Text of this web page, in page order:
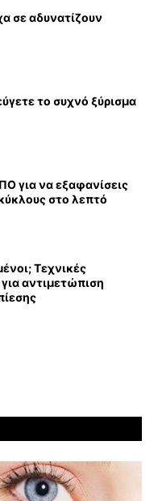
σε αδυνατίζουν
το συχνό ξύρισμα
για να εξαφανίσεις
στο λεπτό
Τεχνικές
αντιμετώπιση